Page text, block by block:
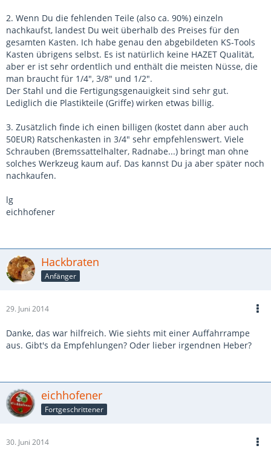
2. Wenn Du die fehlenden Teile (also ca. 90%) einzeln
nachkaufst, landest Du weit überhalb des Preises für den
gesamten Kasten. Ich habe genau den abgebildeten KS-Tools
Kasten übrigens selbst. Es ist natürlich keine HAZET Qualität,
aber er ist sehr ordentlich und enthält die meisten Nüsse, die
man braucht für 1/4", 3/8" und 1/2".
Der Stahl und die Fertigungsgenauigkeit sind sehr gut.
Lediglich die Plastikteile (Griffe) wirken etwas billig.
3. Zusätzlich finde ich einen billigen (kostet dann aber auch
50EUR) Ratschenkasten in 3/4" sehr empfehlenswert. Viele
Schrauben (Bremssattelhalter, Radnabe...) bringt man ohne
solches Werkzeug kaum auf. Das kannst Du ja aber später noch
nachkaufen.
lg
eichhofener
Hackbraten
Anfänger
29. Juni 2014
Danke, das war hilfreich. Wie siehts mit einer Auffahrrampe
aus. Gibt's da Empfehlungen? Oder lieber irgendnen Heber?
eichhofener
Fortgeschrittener
30. Juni 2014